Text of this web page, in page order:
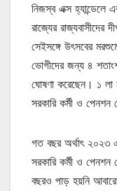
নিজস্ব এক্স হ্যান্ডেলে
রাজ্যের রাজ্যবাসীদের
সেইসঙ্গে উৎসবের
ভোগীদের জন্য ৪
ঘোষণা করেছেন। ১ লা
সরকারি কর্মী ও পেনশন
গত বছর অর্থাৎ ২০২৩
সরকারি কর্মী ও
বছরও পাড় হয়নি